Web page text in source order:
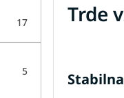
17
5
Trde